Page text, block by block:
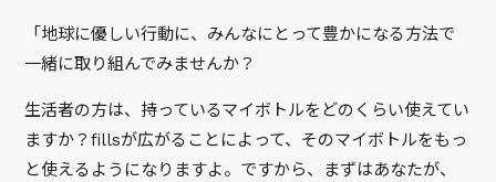
「地球に優しい行動に、みんなにとって豊かになる方法で
一緒に取り組んでみませんか？
生活者の方は、持っているマイボトルをどのくらい使えてい
ますか？fillsが広がることによって、そのマイボトルをもっ
と使えるようになりますよ。ですから、まずはあなたが、